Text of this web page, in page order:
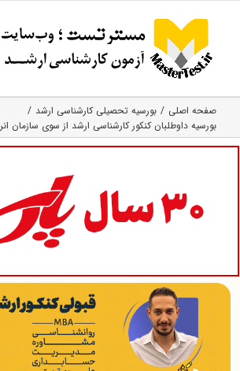
content
صفحه اصلی
بورسیه تحصیلی کارشناسی ارشد
بورسیه داوطلبان کنکور کارشناسی ارشد از سوی سازمان